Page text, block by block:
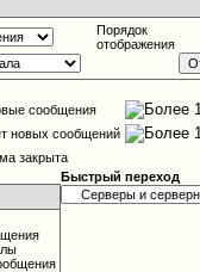
Порядок
отображения
сообщения
новых сообщений
закрыта
Быстрый переход